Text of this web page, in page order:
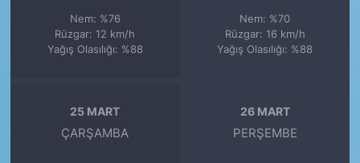
Nem: %76
Rüzgar: 12 km/h
Yağış Olasılığı: %88
Nem: %70
Rüzgar: 16 km/h
Yağış Olasılığı: %88
25 MART
ÇARŞAMBA
26 MART
PERŞEMBE